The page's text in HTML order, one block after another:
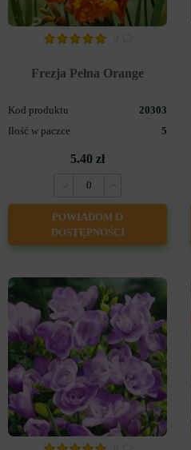
Frezja Pełna Orange
Kod produktu
20303
Ilość w paczce
5
5.40 zł
POWIADOM O
DOSTĘPNOŚCI